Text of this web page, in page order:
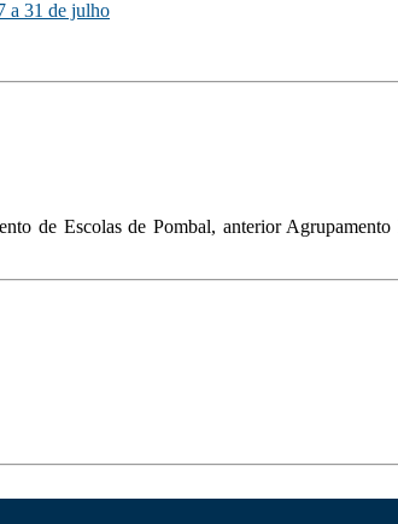
a 31 de julho
de Escolas de Pombal, anterior